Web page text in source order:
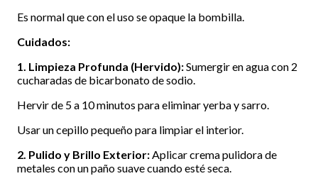
Es normal que con el uso se opaque la bombilla.
Cuidados:
1. Limpieza Profunda (Hervido):Sumergir en agua con 2
cucharadas de bicarbonato de sodio.
Hervir de 5 a 10 minutos para eliminar yerba y sarro.
Usar un cepillo pequeño para limpiar el interior.
2. Pulido y Brillo Exterior:Aplicar crema pulidora de
metales con un paño suave cuando esté seca.